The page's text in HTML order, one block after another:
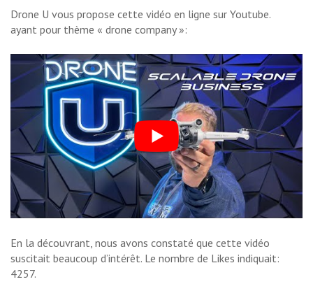
Drone U vous propose cette vidéo en ligne sur Youtube.
ayant pour thème « drone company »:
En la découvrant, nous avons constaté que cette vidéo
suscitait beaucoup d’intérêt. Le nombre de Likes indiquait:
4257.